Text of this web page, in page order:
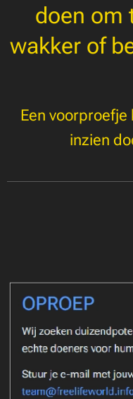
doen om
wakker of
Een
inzien